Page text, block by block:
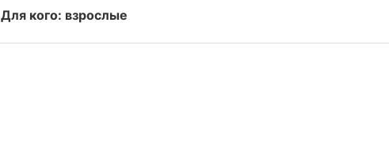
Для кого: взрослые